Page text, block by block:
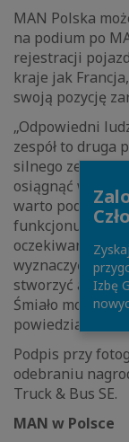
MAN Polska
na podium po
rejestracji
kraje jak
swoją pozycję
„Odpowiedni
zespół to druga
silnego zespołu
osiągnąć
warto podjąć
funkcjonujących
oczekiwania.
wyznaczyć
stworzyć
Śmiało mogę
powiedział Marc
Podpis przy
odebraniu
Truck & Bus SE.
MAN w Polsce
Izbę